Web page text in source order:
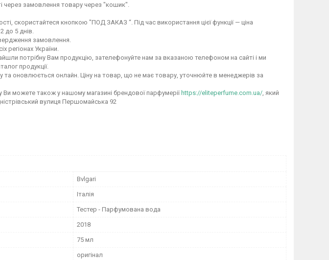
замовлення товару через "кошик".
скористайтеся кнопкою "ПОД ЗАКАЗ “. Під час використання цієї функції — ціна
до 5 днів.
замовлення.
регіонах України.
потрібну Вам продукцію, зателефонуйте нам за вказаною телефоном на сайті і ми
продукції.
та оновлюється онлайн. Ціну на товар, що не має товару, уточнюйте в менеджерів за
Ви можете також у нашому магазині брендової парфумерії https://eliteperfume.com.ua/, який
вулиця Першомайська 92
Bvlgari
Італія
Тестер - Парфумована вода
2018
75 мл
оригінал